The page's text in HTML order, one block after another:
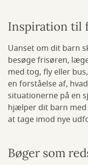
Inspiration til
Uanset om dit barn
besøge frisøren,
med tog, fly eller
en forståelse af,
situationerne på en
hjælper dit barn
at tage imod nye
Bøger som